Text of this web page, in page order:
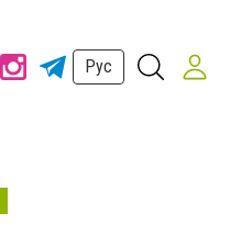
Рус